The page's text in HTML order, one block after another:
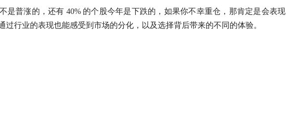
是普涨的，还有 40% 的个股今年是下跌的，如果你不幸重仓，那肯定是会表现
过行业的表现也能感受到市场的分化，以及选择背后带来的不同的体验。